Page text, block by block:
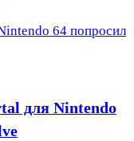
64 попросил
для Nintendo